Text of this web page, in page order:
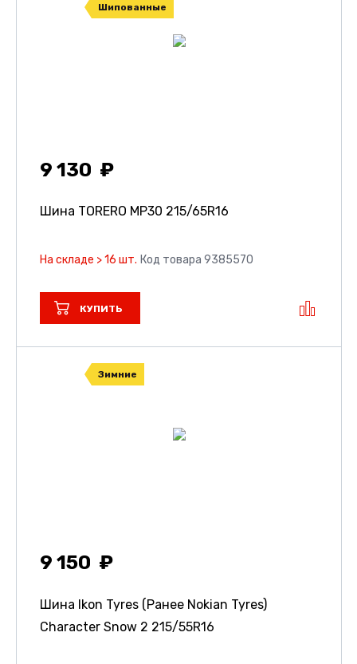
Шипованные
9 130
Шина TORERO MP30 215/65R16
На складе > 16 шт. Код товара 9385570
КУПИТЬ
Зимние
9 150
Шина Ikon Tyres (Ранее Nokian Tyres)
Character Snow 2 215/55R16